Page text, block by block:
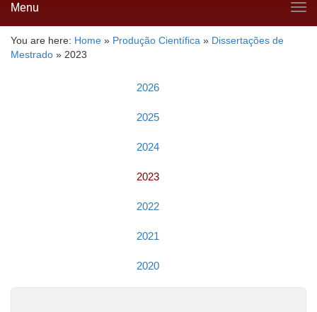
Menu
You are here: Home » Produção Científica » Dissertações de
Mestrado » 2023
2026
2025
2024
2023
2022
2021
2020